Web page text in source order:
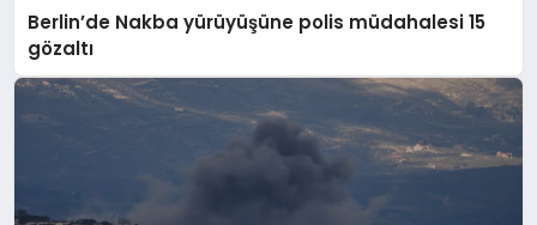
Berlin’de Nakba yürüyüşüne polis müdahalesi 15
gözaltı